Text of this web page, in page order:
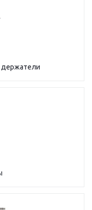
держатели